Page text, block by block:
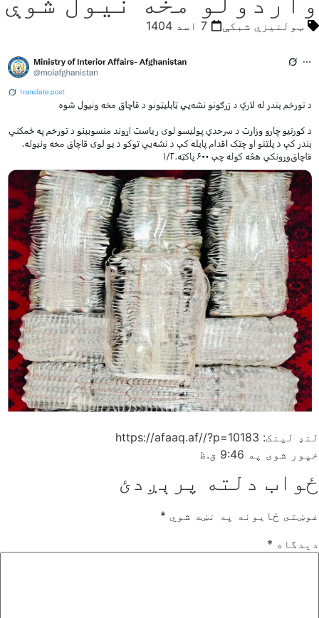
ټولنیزې شبکې 7 اسد 1404
لنډ لینک: https://afaaq.af//?p=10183
خپور شوی په 9:46 ق.ظ
ځواب دلته پرېږدئ
غوښتى ځایونه په نښه شوي *
دیدگاه *